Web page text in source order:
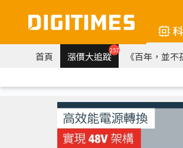
首頁 漲價大追蹤257 《百年，並